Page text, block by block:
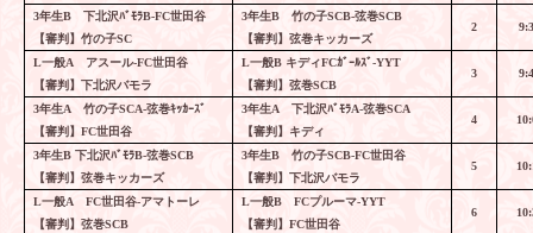
3年生B下北沢ﾊﾞﾓﾗB-FC世田谷 3年生B竹の子SCB-弦巻SCB
2
【審判】竹の子SC
【審判】弦巻キッカーズ
L一般Aアスール-FC世田谷 L一般B キディFCｶﾞｰﾙｽﾞ-YYT
3
【審判】下北沢バモラ
【審判】弦巻SCB
3年生A竹の子SCA-弦巻ｷｯｶｰｽﾞ 3年生A下北沢ﾊﾞﾓﾗA-弦巻SCA
4
【審判】 FC世田谷
【審判】キディ
3年生B 下北沢ﾊﾞﾓﾗB-弦巻SCB 3年生B竹の子SCB-FC世田谷
5
【審判】弦巻キッカーズ
【審判】下北沢バモラ
L一般A FC世田谷-アマトーレ L一般B FCプルーマ-YYT
6
【審判】弦巻SCB 【審判】 FC世田谷